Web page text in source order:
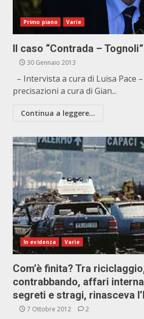
Primo piano Varie
Il caso “Contrada – Tognoli”
30 Gennaio 2013
– Intervista a cura di Luisa Pace
precisazioni a cura di Gian...
Continua a leggere...
In evidenza Varie
Com’è finita? Tra
contrabbando, affari
segreti e stragi, rinasceva
7 Ottobre 2012 2